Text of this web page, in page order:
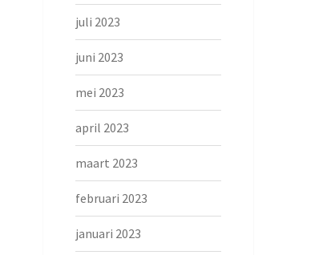
juli 2023
juni 2023
mei 2023
april 2023
maart 2023
februari 2023
januari 2023